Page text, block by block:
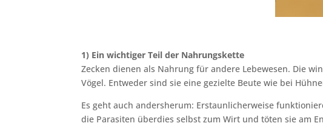
1) Ein wichtiger Teil der Nahrungskette
Zecken dienen als Nahrung für andere Lebewesen. Die
Vögel. Entweder sind sie eine gezielte Beute wie bei
Es geht auch andersherum: Erstaunlicherweise
die Parasiten überdies selbst zum Wirt und töten sie am